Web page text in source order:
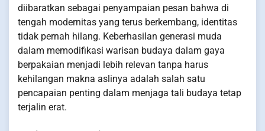
diibaratkan sebagai penyampaian pesan bahwa di
tengah modernitas yang terus berkembang, identitas
tidak pernah hilang. Keberhasilan generasi muda
dalam memodifikasi warisan budaya dalam gaya
berpakaian menjadi lebih relevan tanpa harus
kehilangan makna aslinya adalah salah satu
pencapaian penting dalam menjaga tali budaya tetap
terjalin erat.